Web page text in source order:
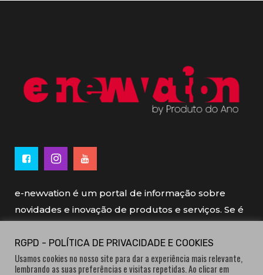
e-newvation é um portal de informação sobre
novidades e inovação de produtos e serviços. Se é
e-newvation tem o patrocínio do “Produto do
RGPD - POLÍTICA DE PRIVACIDADE E COOKIES
Usamos cookies no nosso site para dar a experiência mais relevante,
lembrando as suas preferências e visitas repetidas. Ao clicar em